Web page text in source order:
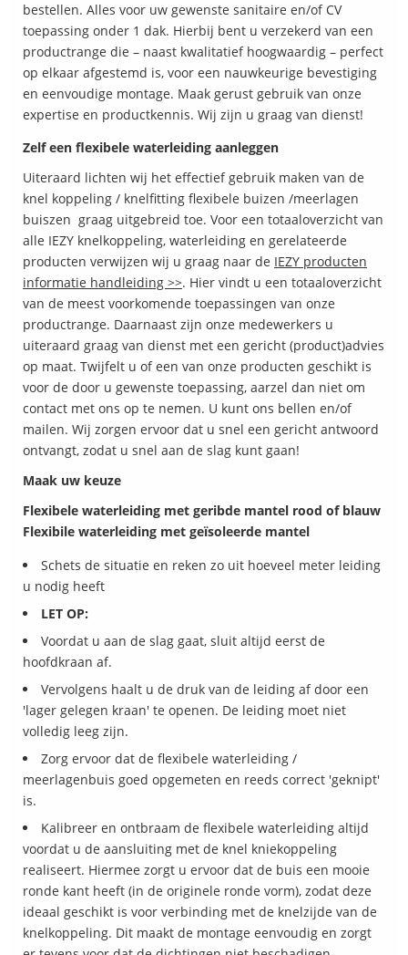
bestellen. Alles voor uw gewenste sanitaire en/of CV
toepassing onder 1 dak. Hierbij bent u verzekerd van een
productrange die – naast kwalitatief hoogwaardig – perfect
op elkaar afgestemd is, voor een nauwkeurige bevestiging
en eenvoudige montage. Maak gerust gebruik van onze
expertise en productkennis. Wij zijn u graag van dienst!
Zelf een flexibele waterleiding aanleggen
Uiteraard lichten wij het effectief gebruik maken van de
knel koppeling / knelfitting flexibele buizen /meerlagen
buiszen graag uitgebreid toe. Voor een totaaloverzicht van
alle IEZY knelkoppeling, waterleiding en gerelateerde
producten verwijzen wij u graag naar de IEZY producten
informatie handleiding >>. Hier vindt u een totaaloverzicht
van de meest voorkomende toepassingen van onze
productrange. Daarnaast zijn onze medewerkers u
uiteraard graag van dienst met een gericht (product)advies
op maat. Twijfelt u of een van onze producten geschikt is
voor de door u gewenste toepassing, aarzel dan niet om
contact met ons op te nemen. U kunt ons bellen en/of
mailen. Wij zorgen ervoor dat u snel een gericht antwoord
ontvangt, zodat u snel aan de slag kunt gaan!
Maak uw keuze
Flexibele waterleiding met geribde mantel rood of blauw
Flexibile waterleiding met geïsoleerde mantel
Schets de situatie en reken zo uit hoeveel meter leiding
u nodig heeft
LET OP:
Voordat u aan de slag gaat, sluit altijd eerst de
hoofdkraan af.
Vervolgens haalt u de druk van de leiding af door een
'lager gelegen kraan' te openen. De leiding moet niet
volledig leeg zijn.
Zorg ervoor dat de flexibele waterleiding /
meerlagenbuis goed opgemeten en reeds correct 'geknipt'
is.
Kalibreer en ontbraam de flexibele waterleiding altijd
voordat u de aansluiting met de knel kniekoppeling
realiseert. Hiermee zorgt u ervoor dat de buis een mooie
ronde kant heeft (in de originele ronde vorm), zodat deze
ideaal geschikt is voor verbinding met de knelzijde van de
knelkoppeling. Dit maakt de montage eenvoudig en zorgt